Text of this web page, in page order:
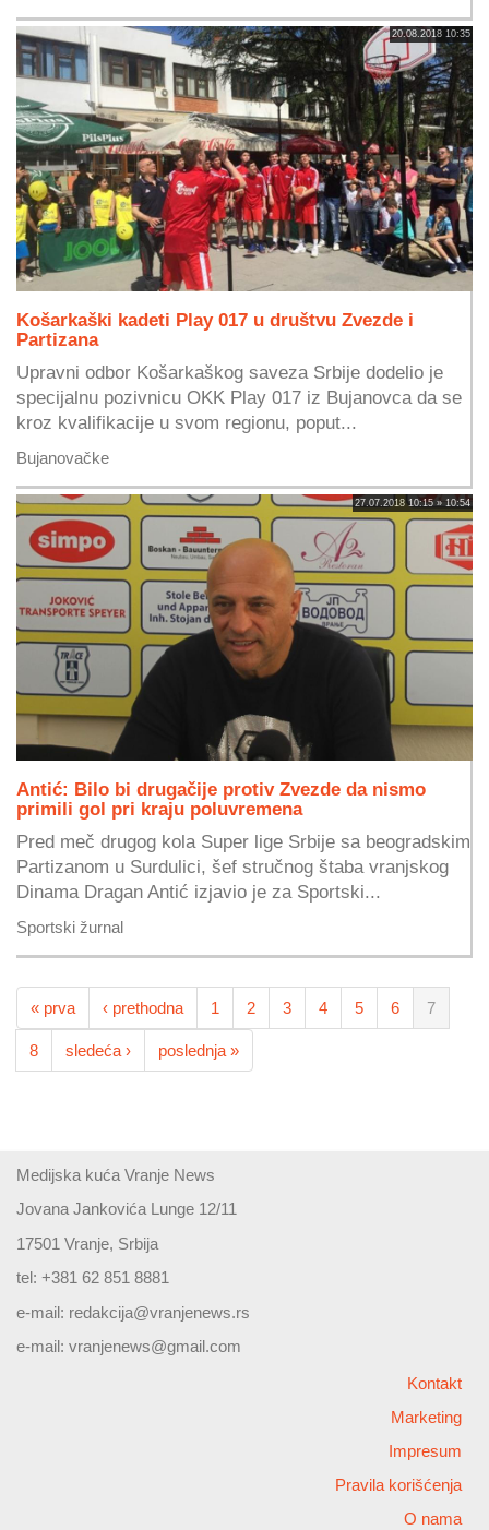
20.08.2018 10:35
Košarkaški kadeti Play 017 u društvu Zvezde i
Partizana
Upravni odbor Košarkaškog saveza Srbije dodelio je
specijalnu pozivnicu OKK Play 017 iz Bujanovca da se
kroz kvalifikacije u svom regionu, poput...
Bujanovačke
27.07.2018 10:15 » 10:54
Antić: Bilo bi drugačije protiv Zvezde da nismo
primili gol pri kraju poluvremena
Pred meč drugog kola Super lige Srbije sa beogradskim
Partizanom u Surdulici, šef stručnog štaba vranjskog
Dinama Dragan Antić izjavio je za Sportski...
Sportski žurnal
« prva ‹ prethodna 1 2 3 4 5 6 7
8 sledeća › poslednja »
Medijska kuća Vranje News
Jovana Jankovića Lunge 12/11
17501 Vranje, Srbija
tel: +381 62 851 8881
e-mail: redakcija@vranjenews.rs
e-mail: vranjenews@gmail.com
Kontakt
Marketing
Impresum
Pravila korišćenja
O nama